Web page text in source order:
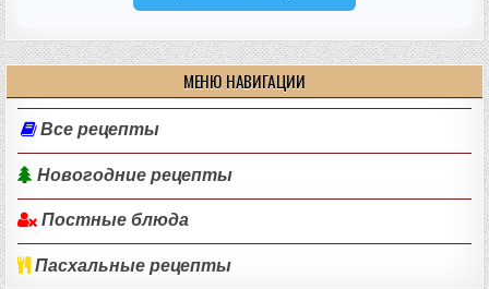
МЕНЮ НАВИГАЦИИ
Все рецепты
Новогодние рецепты
Постные блюда
Пасхальные рецепты